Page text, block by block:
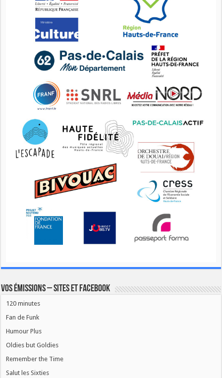
Vos émissions – Sites et Facebook
120 minutes
Fan de Funk
Humour Plus
Oldies but Goldies
Remember the Time
Salut les Sixties